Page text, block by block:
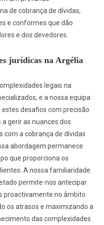
de cobrança de dívidas,
e conformes que dão
e dos devedores.
jurídicas na Argélia
legais na
e a nossa equipa
desafios com precisão
gerir as nuances dos
com a cobrança de dívidas
abordagem permanece
que proporciona os
A nossa familiaridade
permite-nos antecipar
proactivamente no âmbito
os atrasos e maximizando a
das complexidades